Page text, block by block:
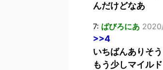
んだけどなあ
7: ばびろにあ
>>4
いちばんありそう
もう少しマイル